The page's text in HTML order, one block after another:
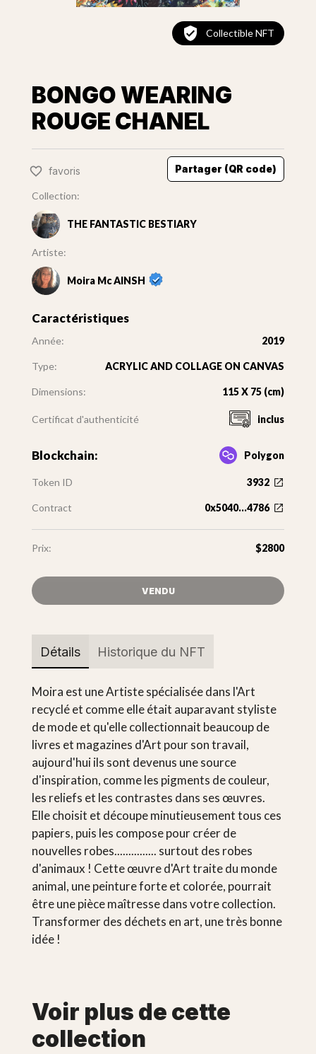
Collectible NFT
BONGO WEARING
ROUGE CHANEL
favoris Partager (QR code)
Collection:
THE FANTASTIC BESTIARY
Artiste:
Moira Mc AINSH
Caractéristiques
Année: 2019
Type: ACRYLIC AND COLLAGE ON CANVAS
Dimensions: 115 X 75 (cm)
Certificat d'authenticité inclus
Blockchain: Polygon
Token ID 3932
Contract 0x5040...4786
Prix: $2800
VENDU
Détails Historique du NFT
Moira est une Artiste spécialisée dans l'Art
recyclé et comme elle était auparavant styliste
de mode et qu'elle collectionnait beaucoup de
livres et magazines d'Art pour son travail,
aujourd'hui ils sont devenus une source
d'inspiration, comme les pigments de couleur,
les reliefs et les contrastes dans ses œuvres.
Elle choisit et découpe minutieusement tous ces
papiers, puis les compose pour créer de
nouvelles robes............... surtout des robes
d'animaux ! Cette œuvre d'Art traite du monde
animal, une peinture forte et colorée, pourrait
être une pièce maîtresse dans votre collection.
Transformer des déchets en art, une très bonne
idée !
Voir plus de cette
collection